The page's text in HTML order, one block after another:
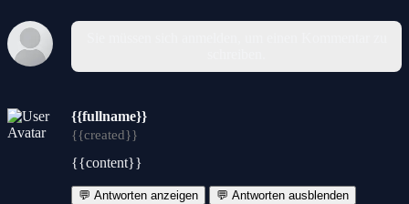
{{fullname}}
{{created}}
{{content}}
💬 Antworten anzeigen 💬 Antworten ausblenden